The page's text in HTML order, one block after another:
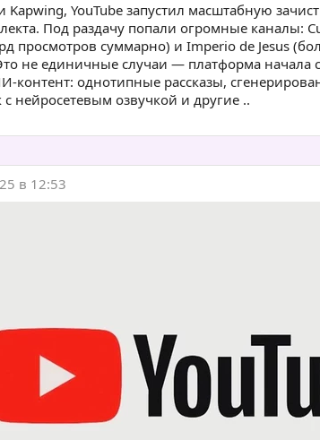
Kapwing, YouTube запустил масштабную
Под раздачу попали огромные каналы:
просмотров суммарно) и Imperio de Jesus
не единичные случаи — платформа начала
контент: однотипные рассказы,
нейросетевым озвучкой и другие ..
в 12:53